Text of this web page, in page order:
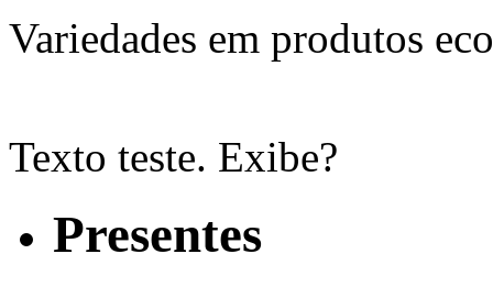
Variedades em produtos
Texto teste. Exibe?
Presentes